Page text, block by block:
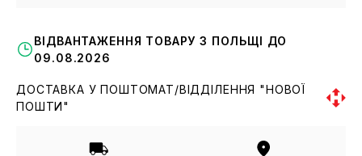
ВІДВАНТАЖЕННЯ ТОВАРУ З ПОЛЬЩІ ДО
09.08.2026
ДОСТАВКА У ПОШТОМАТ/ВІДДІЛЕННЯ "НОВОЇ
ПОШТИ"